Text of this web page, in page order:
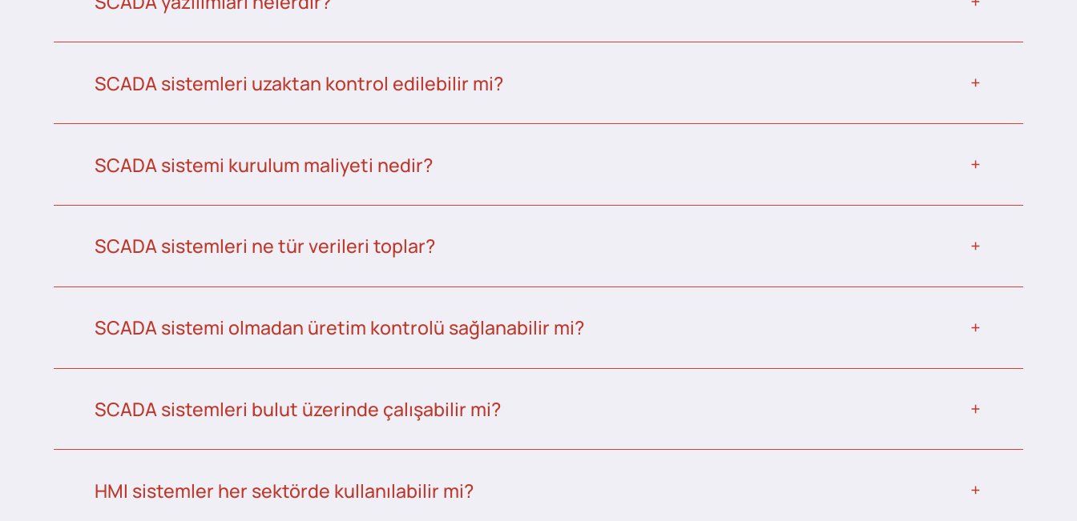
SCADA sistemleri uzaktan kontrol edilebilir mi?
SCADA sistemi kurulum maliyeti nedir?
SCADA sistemleri ne tür verileri toplar?
SCADA sistemi olmadan üretim kontrolü sağlanabilir mi?
SCADA sistemleri bulut üzerinde çalışabilir mi?
HMI sistemler her sektörde kullanılabilir mi?